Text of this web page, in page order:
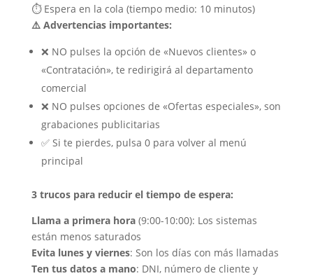
⏱️ Espera en la cola (tiempo medio: 10 minutos)
⚠️ Advertencias importantes:
❌ NO pulses la opción de «Nuevos clientes» o
«Contratación», te redirigirá al departamento
comercial
❌ NO pulses opciones de «Ofertas especiales», son
grabaciones publicitarias
✅ Si te pierdes, pulsa 0 para volver al menú
principal
3 trucos para reducir el tiempo de espera:
Llama a primera hora(9:00-10:00): Los sistemas
están menos saturados
Evita lunes y viernes: Son los días con más llamadas
Ten tus datos a mano: DNI, número de cliente y